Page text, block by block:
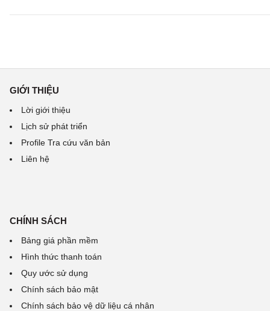
GIỚI THIỆU
Lời giới thiệu
Lịch sử phát triển
Profile Tra cứu văn bản
Liên hệ
CHÍNH SÁCH
Bảng giá phần mềm
Hình thức thanh toán
Quy ước sử dụng
Chính sách bảo mật
Chính sách bảo vệ dữ liệu cá nhân